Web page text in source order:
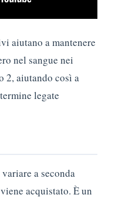
aiutano a mantenere
nel sangue nei
2, aiutando così a
legate
a seconda
acquistato. È un